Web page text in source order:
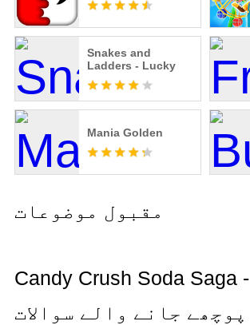
Snakes and
Ladders - Lucky
Mania Golden
مقبول موضوعات
Candy Crush Soda Saga - اکثر
پوچھے جانے والے سوالات